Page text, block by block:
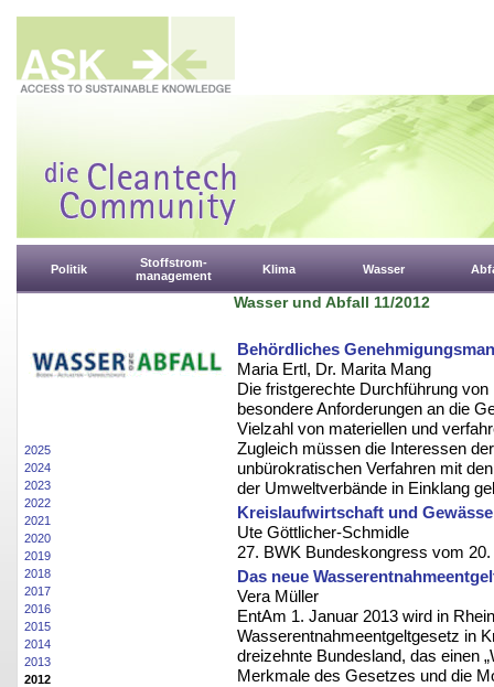
Politik
Stoffstrom-
management
Klima Wasser
2025
2024
2023
2022
2021
2020
2019
2018
2017
2016
2015
2014
2013
2012
Wasser und Abfall 11/2012
Behördliches
Maria Ertl, Dr. Marita Mang
Die fristgerechte Durchführung
besondere Anforderungen an die
Vielzahl von materiellen und
Zugleich müssen die Interessen
unbürokratischen Verfahren mit
der Umweltverbände in Einklang
Kreislaufwirtschaft und
Ute Göttlicher-Schmidle
27. BWK Bundeskongress vom
Das neue
Vera Müller
EntAm 1. Januar 2013 wird in
Wasserentnahmeentgeltgesetz in
dreizehnte Bundesland, das einen
Merkmale des Gesetzes und die